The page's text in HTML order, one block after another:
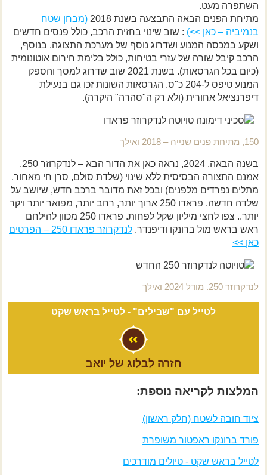
השתפרה מעט.
מתיחת הפנים הבאה התבצעה בשנת 2018
(מבחן שטח
בנמיביה – כאן >>) : שוב שינוי בחזית הרכב, כולל פנסים חדשים
ושקע במכסה המנוע ושדרוג נוסף של מערכת התצוגה. בנוסף,
הרכב קיבל שורה של עזרי בטיחות, כולל בלימת חירום אוטונומית
(כיום בכל הגרסאות). בשנת 2021 שוב שדרוג למסך והספק
המנוע טיפס ל-204 כ"ס. הגרסאות השונות זכו גם בנעילת
דיפרנציאל אחורית (ולא רק ה"סהרה" היקרה).
150, מתיחת פנים שנייה – 2018 ואילך
בשנה הבאה, 2024, נראה כאן את הדור הבא – לנדקרוזר 250.
אמנם התצורה הבסיסית ללא שינוי (שלדת סולם, סרן חי מאחור,
מתלים נפרדים מלפנים) ובכל זאת מדובר ברכב חדש, שיושב על
שלדה חדשה. פראדו 250 ארוך יותר, רחב יותר, מפואר יותר ויקר
יותר.. צפו לחצי מיליון שקל לפחות. פראדו 250 מכוון להילחם
ראש בראש מול ברונקו ודיפנדר.
לנדקרוזר פראדו 250 – הפרטים
כאן >>
לנדקרוזר 250. מודל 2024 ואילך
לטייל עם "שבילים" - לטייל בראש שקט
חזרה לבלוג של יואב
המלצות לקריאה נוספת:
ציוד חובה לשטח (חלק ראשון)
פורד ברונקו ראפטור משופרת
לטייל בראש שקט - טיולים מודרכים